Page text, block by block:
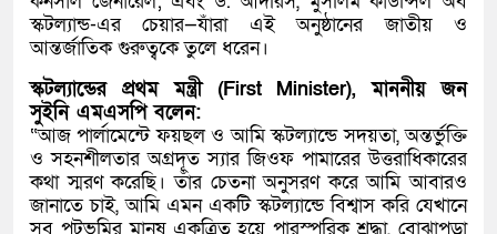
স্কটল্যান্ড-এর চেয়ার—যাঁরা এই অনুষ্ঠানের জাতীয় ও
আন্তর্জাতিক গুরুত্বকে তুলে ধরেন।
স্কটল্যান্ডের প্রথম মন্ত্রী (First Minister), মাননীয় জন
সুইনি এমএসপি বলেন:
“আজ পার্লামেন্টে ফয়ছল ও আমি স্কটল্যান্ডে সদয়তা, অন্তর্ভুক্তি
ও সহনশীলতার অগ্রদূত স্যার জিওফ পামারের উত্তরাধিকারের
কথা স্মরণ করেছি। তাঁর চেতনা অনুসরণ করে আমি আবারও
জানাতে চাই, আমি এমন একটি স্কটল্যান্ডে বিশ্বাস করি যেখানে